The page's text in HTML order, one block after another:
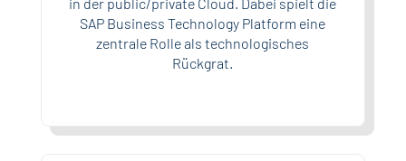
SAP Business Technology Platform eine
zentrale Rolle als technologisches
Rückgrat.